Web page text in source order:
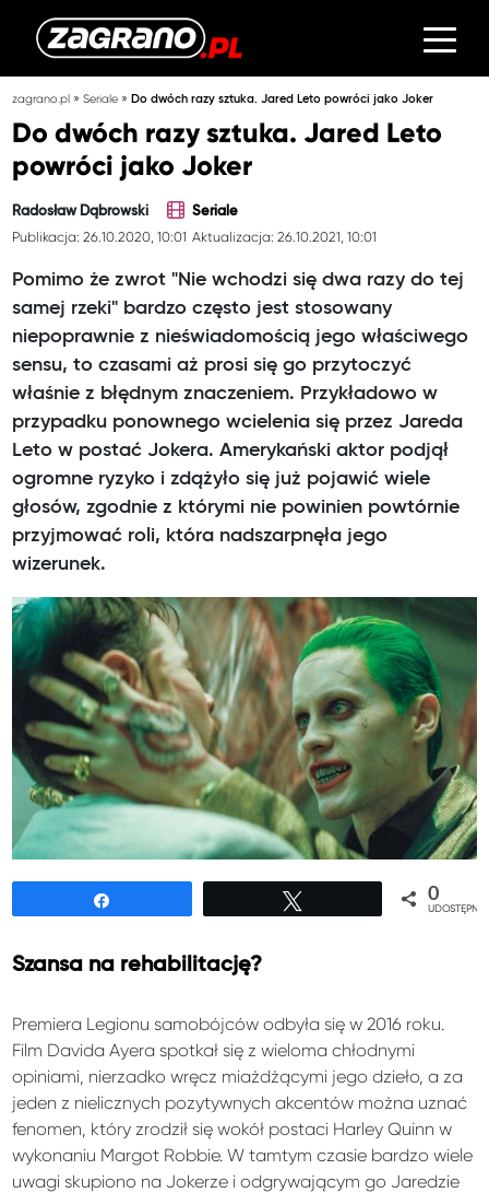
zagrano.pl »Seriale »Do dwóch razy sztuka. Jared Leto powróci jako Joker
Do dwóch razy sztuka. Jared Leto
powróci jako Joker
Radosław Dąbrowski Seriale
Publikacja: 26.10.2020, 10:01 Aktualizacja: 26.10.2021, 10:01
Pomimo że zwrot "Nie wchodzi się dwa razy do tej
samej rzeki" bardzo często jest stosowany
niepoprawnie z nieświadomością jego właściwego
sensu, to czasami aż prosi się go przytoczyć
właśnie z błędnym znaczeniem. Przykładowo w
przypadku ponownego wcielenia się przez Jareda
Leto w postać Jokera. Amerykański aktor podjął
ogromne ryzyko i zdążyło się już pojawić wiele
głosów, zgodnie z którymi nie powinien powtórnie
przyjmować roli, która nadszarpnęła jego
wizerunek.
0
Szansa na rehabilitację?
Premiera Legionu samobójców odbyła się w 2016 roku.
Film Davida Ayera spotkał się z wieloma chłodnymi
opiniami, nierzadko wręcz miażdżącymi jego dzieło, a za
jeden z nielicznych pozytywnych akcentów można uznać
fenomen, który zrodził się wokół postaci Harley Quinn w
wykonaniu Margot Robbie. W tamtym czasie bardzo wiele
uwagi skupiono na Jokerze i odgrywającym go Jaredzie